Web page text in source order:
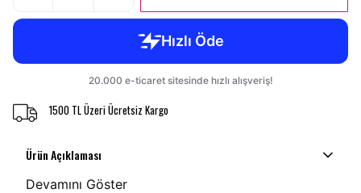
1500 TL Üzeri Ücretsiz Kargo
Ürün Açıklaması
Devamını Göster